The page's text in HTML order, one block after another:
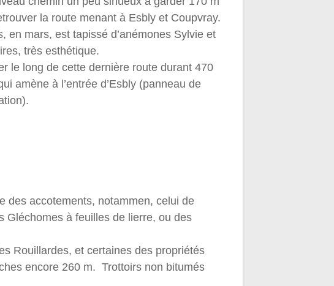
la route menant à Esbly et Coupvray.
en mars, est tapissé d’anémones Sylvie et
très esthétique.
le long de cette dernière route durant 470
amène à l’entrée d’Esbly (panneau de
des accotements, notammen, celui de
Gléchomes à feuilles de lierre, ou des
Rouillardes, et certaines des propriétés
encore 260 m. Trottoirs non bitumés